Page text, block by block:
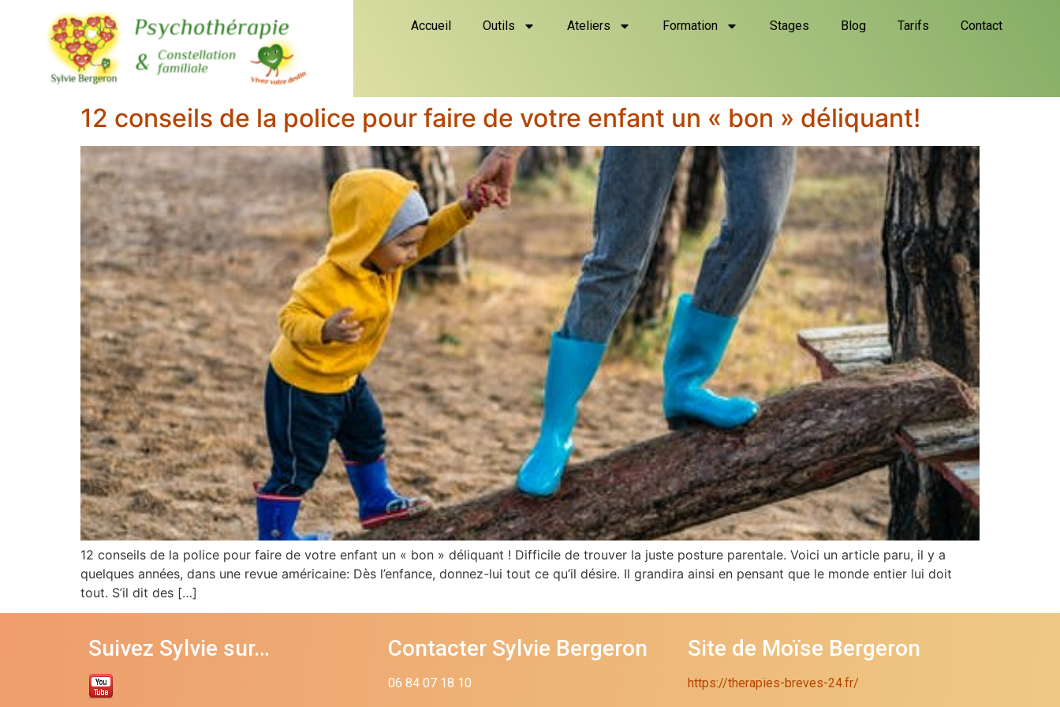
Accueil Outils Ateliers Formation Stages Blog Tarifs Contact
12 conseils de la police pour faire de votre enfant un « bon » déliquant!
12 conseils de la police pour faire de votre enfant un « bon » déliquant ! Difficile de trouver la juste posture parentale. Voici un article paru, il y a
quelques années, dans une revue américaine: Dès l’enfance, donnez-lui tout ce qu’il désire. Il grandira ainsi en pensant que le monde entier lui doit
tout. S’il dit des […]
Suivez Sylvie sur… Contacter Sylvie Bergeron
06 84 07 18 10
Site de Moïse Bergeron
https://therapies-breves-24.fr/